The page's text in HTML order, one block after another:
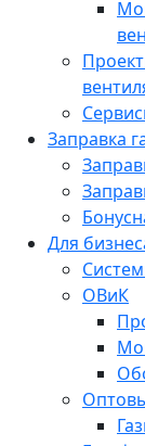
Заправка
Для
ОВиК